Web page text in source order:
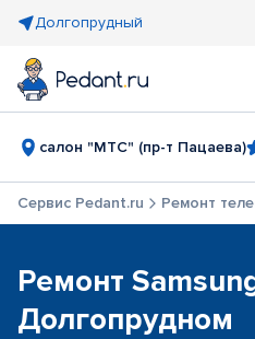
Долгопрудный
салон "МТС" (пр-т Пацаева)
Сервис Pedant.ru Ремонт
Ремонт
Долгопрудном